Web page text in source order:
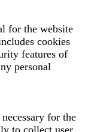
for the website
cookies
features of
personal
for the
to collect user